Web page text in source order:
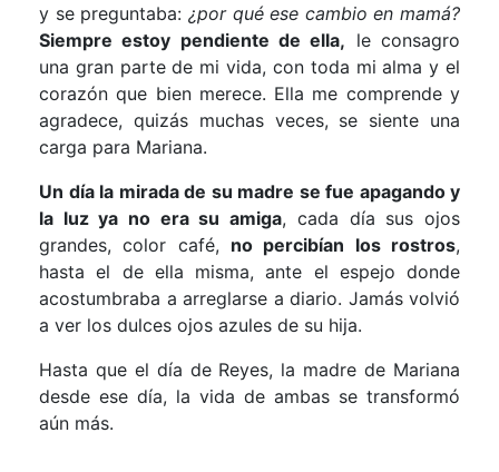
y se preguntaba: ¿por qué ese cambio en mamá?
Siempre estoy pendiente de ella, le consagro
una gran parte de mi vida, con toda mi alma y el
corazón que bien merece. Ella me comprende y
agradece, quizás muchas veces, se siente una
carga para Mariana.
Un día la mirada de su madre se fue apagando y
la luz ya no era su amiga, cada día sus ojos
grandes, color café, no percibían los rostros,
hasta el de ella misma, ante el espejo donde
acostumbraba a arreglarse a diario. Jamás volvió
a ver los dulces ojos azules de su hija.
Hasta que el día de Reyes, la madre de Mariana
desde ese día, la vida de ambas se transformó
aún más.